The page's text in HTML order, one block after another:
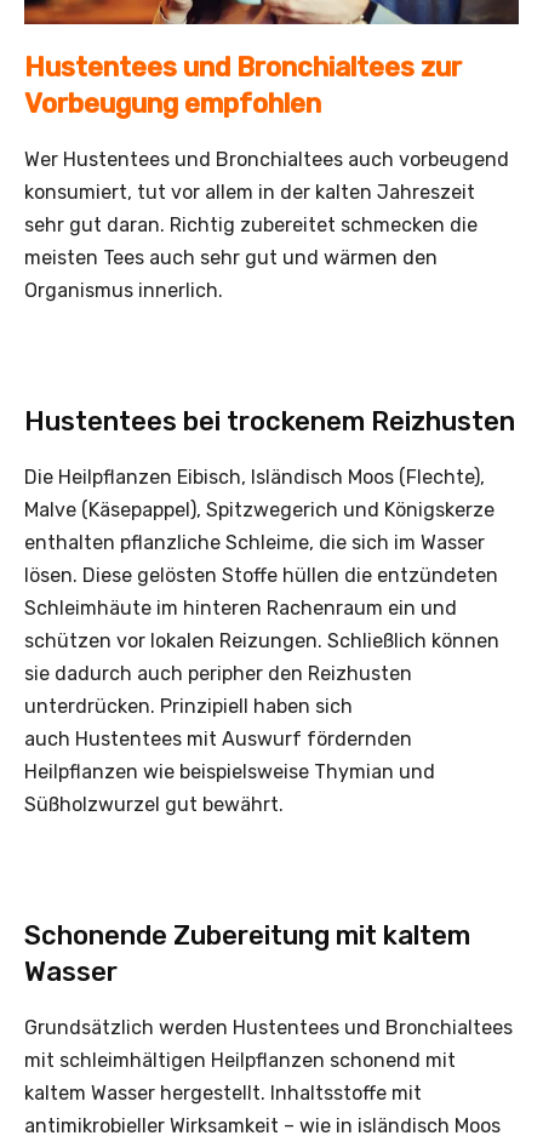
Hustentees und Bronchialtees zur
Vorbeugung empfohlen
Wer Hustentees und Bronchialtees auch vorbeugend
konsumiert, tut vor allem in der kalten Jahreszeit
sehr gut daran. Richtig zubereitet schmecken die
meisten Tees auch sehr gut und wärmen den
Organismus innerlich.
Hustentees bei trockenem Reizhusten
Die Heilpflanzen Eibisch, Isländisch Moos (Flechte),
Malve (Käsepappel), Spitzwegerich und Königskerze
enthalten pflanzliche Schleime, die sich im Wasser
lösen. Diese gelösten Stoffe hüllen die entzündeten
Schleimhäute im hinteren Rachenraum ein und
schützen vor lokalen Reizungen. Schließlich können
sie dadurch auch peripher den Reizhusten
unterdrücken. Prinzipiell haben sich
auch Hustentees mit Auswurf fördernden
Heilpflanzen wie beispielsweise Thymian und
Süßholzwurzel gut bewährt.
Schonende Zubereitung mit kaltem
Wasser
Grundsätzlich werden Hustentees und Bronchialtees
mit schleimhältigen Heilpflanzen schonend mit
kaltem Wasser hergestellt. Inhaltsstoffe mit
antimikrobieller Wirksamkeit – wie in isländisch Moos